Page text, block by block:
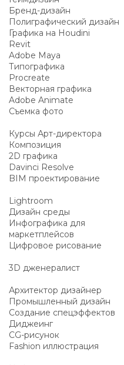
Бренд-дизайн
Полиграфический дизайн
Графика на Houdini
Revit
Adobe Maya
Типографика
Procreate
Векторная графика
Adobe Animate
Съемка фото
Курсы Арт-директора
Композиция
2D графика
Davinci Resolve
BIM проектирование
Lightroom
Дизайн среды
Инфографика для
маркетплейсов
Цифровое рисование
3D дженералист
Архитектор дизайнер
Промышленный дизайн
Создание спецэффектов
Диджеинг
CG-рисунок
Fashion иллюстрация